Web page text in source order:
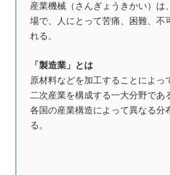
産業機械（さんぎょうきかい）は
場で、人にとって苦痛、困難、不
れる。
「製造業」とは
原材料などを加工することによ
二次産業を構成する一大分野であ
各国の産業構造によって異なる分
る。